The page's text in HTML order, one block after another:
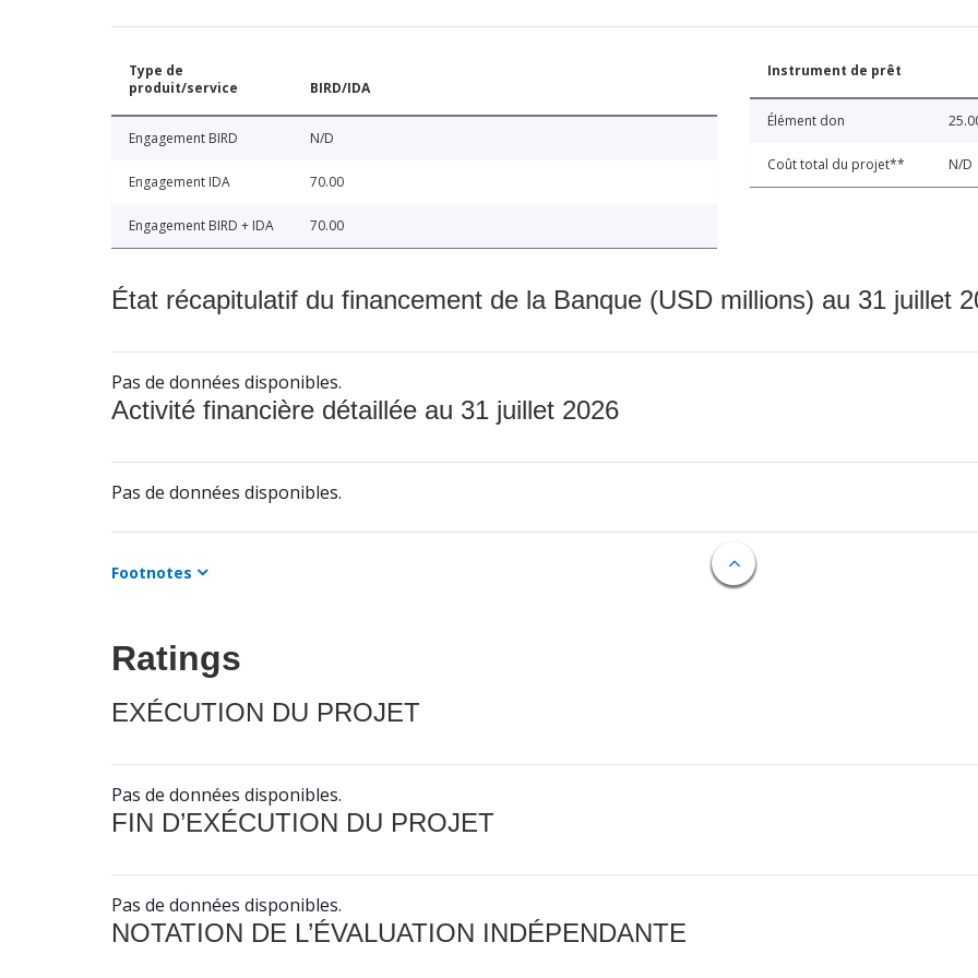
Type de
produit/service
BIRD/IDA
Engagement BIRD N/D
Engagement IDA 70.00
Engagement BIRD + IDA 70.00
Instrument de prêt
Élément don
Coût total du projet** N/D
État récapitulatif du financement de la Banque (USD millions) au 31 juillet
Pas de données disponibles.
Activité financière détaillée au 31 juillet 2026
Pas de données disponibles.
Footnotes
Ratings
EXÉCUTION DU PROJET
Pas de données disponibles.
FIN D’EXÉCUTION DU PROJET
Pas de données disponibles.
NOTATION DE L’ÉVALUATION INDÉPENDANTE